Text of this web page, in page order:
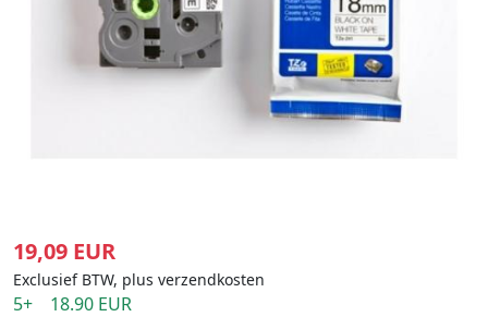
19,09 EUR
Exclusief BTW, plus verzendkosten
5+ 18.90 EUR